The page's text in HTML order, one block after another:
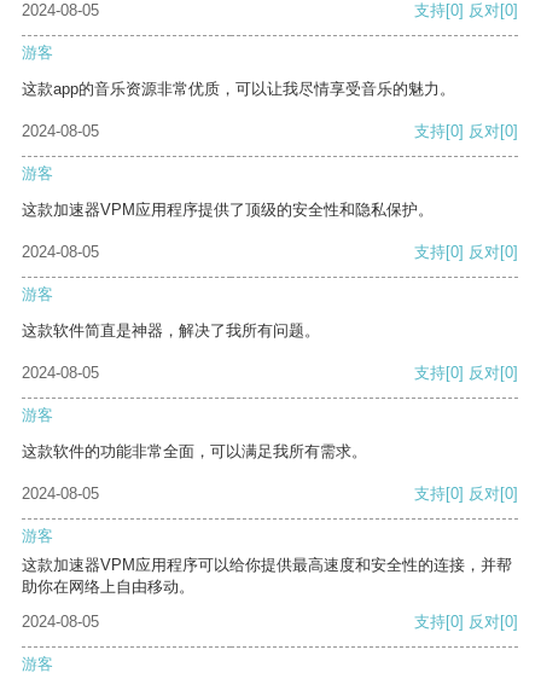
2024-08-05 支持[0] 反对[0]
游客
这款app的音乐资源非常优质，可以让我尽情享受音乐的魅力。
2024-08-05 支持[0] 反对[0]
游客
这款加速器VPM应用程序提供了顶级的安全性和隐私保护。
2024-08-05 支持[0] 反对[0]
游客
这款软件简直是神器，解决了我所有问题。
2024-08-05 支持[0] 反对[0]
游客
这款软件的功能非常全面，可以满足我所有需求。
2024-08-05 支持[0] 反对[0]
游客
这款加速器VPM应用程序可以给你提供最高速度和安全性的连接，并帮
助你在网络上自由移动。
2024-08-05
支持[0] 反对[0]
游客